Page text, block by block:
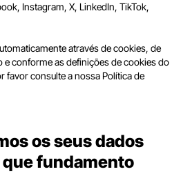
Instagram, X, LinkedIn, TikTok,
através de cookies, de
e conforme as definições de cookies do
favor consulte a nossa Política de
os seus dados
que fundamento